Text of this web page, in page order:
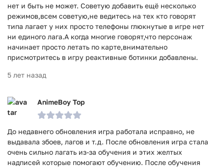
нет и быть не может. Советую добавить ещё несколько
режимов,всем советую,не ведитесь на тех кто говорят
типа лагает у них просто телефоны глюкнутые в игре нет
ни единого лага.А когда многие говорят,что персонаж
начинает просто летать по карте,внимательно
присмотритесь в игру реактивные ботинки добавлены.
5 лет назад
AnimeBoy Top
До недавнего обновления игра работала исправно, не
выдавала збоев, лагов и т.д. После обновления игра стала
очень сильно лагать из-за обучения и этих желтых
надписей которые помогают обучению. После обучения